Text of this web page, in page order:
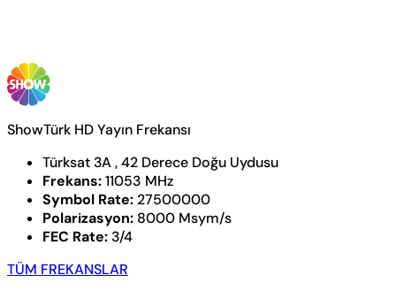
ShowTürk HD Yayın Frekansı
Türksat 3A , 42 Derece Doğu Uydusu
Frekans:11053 MHz
Symbol Rate: 27500000
Polarizasyon: 8000 Msym/s
FEC Rate: 3/4
TÜM FREKANSLAR